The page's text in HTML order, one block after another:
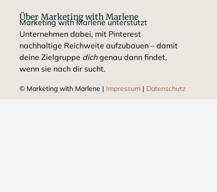
Über Marketing with Marlene
Marketing with Marlene unterstützt
Unternehmen dabei, mit Pinterest
nachhaltige Reichweite aufzubauen – damit
deine Zielgruppe dichgenau dann findet,
wenn sie nach dir sucht.
© Marketing with Marlene​ | Impressum | Datenschutz